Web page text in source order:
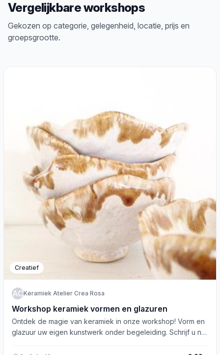
Vergelijkbare workshops
Gekozen op categorie, gelegenheid, locatie, prijs en
groepsgrootte.
Creatief
KACRKeramiek Atelier Crea Rosa
Workshop keramiek vormen en glazuren
Ontdek de magie van keramiek in onze workshop! Vorm en
glazuur uw eigen kunstwerk onder begeleiding. Schrijf u nu